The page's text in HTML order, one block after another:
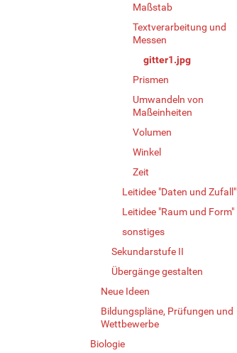
Maßstab
Textverarbeitung und
Messen
gitter1.jpg
Prismen
Umwandeln von
Maßeinheiten
Volumen
Winkel
Zeit
Leitidee "Daten und Zufall"
Leitidee "Raum und Form"
sonstiges
Sekundarstufe II
Übergänge gestalten
Neue Ideen
Bildungspläne, Prüfungen und
Wettbewerbe
Biologie